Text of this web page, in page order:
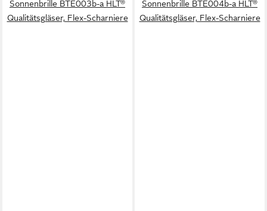
Sonnenbrille BTE003b-a HLT®
Qualitätsgläser, Flex-Scharniere
Sonnenbrille BTE004b-a HLT®
Qualitätsgläser, Flex-Scharniere